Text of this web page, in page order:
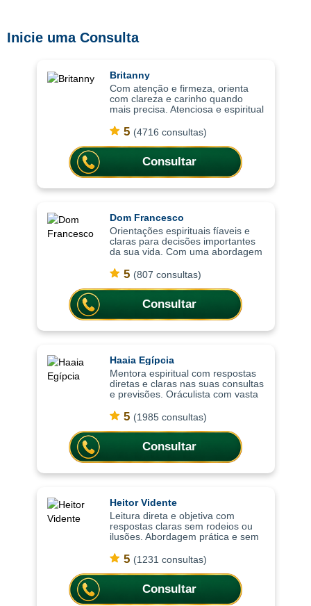
Inicie uma Consulta
Britanny
Com atenção e firmeza, orienta
com clareza e carinho quando
mais precisa. Atenciosa e espiritual
consultas ajudam a compreender
situações com mais clareza,
oferecendo or
5 (4716 consultas)
Consultar
Dom Francesco
Orientações espirituais fíaveis e
claras para decisões importantes
da sua vida. Com uma abordagem
wiccaniana e na prática da
bruxaria solitária, as consultas
ajudam a co
5 (807 consultas)
Consultar
Haaia Egípcia
Mentora espiritual com respostas
diretas e claras nas suas consultas
e previsões. Oráculista com vasta
mestra em oráculos, as consultas
são focadas em trazer resp
5 (1985 consultas)
Consultar
Heitor Vidente
Leitura direta e objetiva com
respostas claras sem rodeios ou
ilusões. Abordagem prática e sem
compreender situações de forma
clara, trazendo respostas diretas
para
5 (1231 consultas)
Consultar